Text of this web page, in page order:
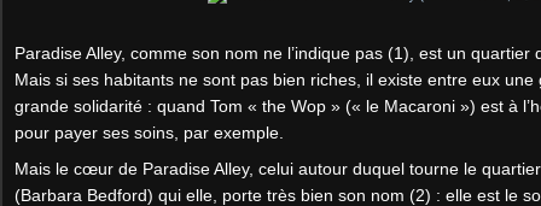
Paradise Alley, comme son nom ne l’indique pas (1), est un quartier
Mais si ses habitants ne sont pas bien riches, il existe entre eux
grande solidarité : quand Tom « the Wop » (« le Macaroni ») est à
pour payer ses soins, par exemple.
Mais le cœur de Paradise Alley, celui autour duquel tourne le
(Barbara Bedford) qui elle, porte très bien son nom (2) : elle est le